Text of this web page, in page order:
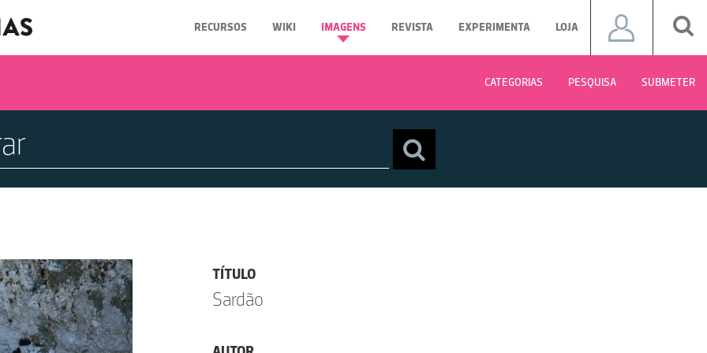
RECURSOS WIKI IMAGENS REVISTA EXPERIMENTA LOJA
CATEGORIAS PESQUISA SUBMETER
TÍTULO
Sardão